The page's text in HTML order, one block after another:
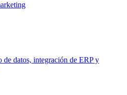
de datos, integración de ERP y